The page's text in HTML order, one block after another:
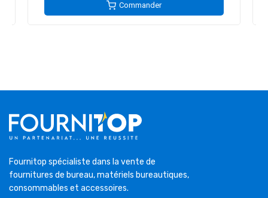
Commander
Fournitop spécialiste dans la vente de
fournitures de bureau, matériels bureautiques,
consommables et accessoires.